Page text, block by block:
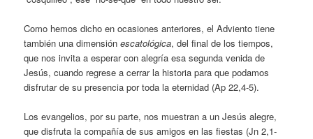
Como hemos dicho en ocasiones anteriores, el Adviento tiene
también una dimensiónescatológica, del final de los tiempos,
que nos invita a esperar con alegría esa segunda venida de
Jesús, cuando regrese a cerrar la historia para que podamos
disfrutar de su presencia por toda la eternidad (Ap 22,4-5).
Los evangelios, por su parte, nos muestran a un Jesús alegre,
que disfruta la compañía de sus amigos en las fiestas (Jn 2,1-